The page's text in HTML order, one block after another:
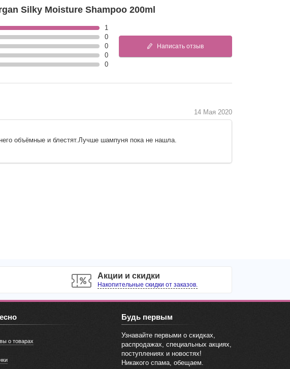
Silky Moisture Shampoo 200ml
1
0
0
0
0
Написать отзыв
14 Мая 2020
объёмные и блестят.Лучше шампуня пока не нашла.
Акции и скидки
Накопительные скидки от заказов.
о товарах
Будь первым
Узнавайте первыми о скидках,
распродажах, специальных акциях,
поступлениях и новостях!
Никакого спама, обещаем.